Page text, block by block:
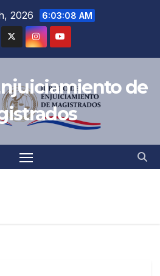
2026 6:03:09 AM
de